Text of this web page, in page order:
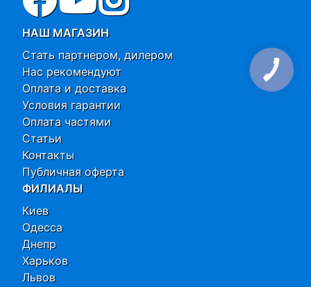
НАШ МАГАЗИН
Стать партнером, дилером
Нас рекомендуют
Оплата и доставка
Условия гарантии
Оплата частями
Статьи
Контакты
Публичная оферта
ФИЛИАЛЫ
Киев
Одесса
Днепр
Харьков
Львов